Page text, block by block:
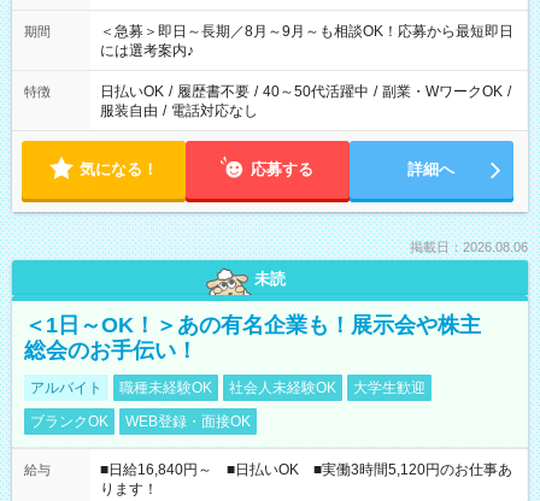
ば前職が、 在宅/財団法人/事務/コールセンター/受付/販売/カフェ
スタッフ スイーツ販売/ホテルフロント/化粧品販売/など 様々な
業界から入社して活躍されています♪
期間
＜急募＞即日～長期／8月～9月～も相談OK！応募から最短即日
には選考案内♪
特徴 日払いOK / 履歴書不要 / 40～50代活躍中 / 副業・WワークOK /
服装自由 / 電話対応なし
気になる！ 応募する 詳細へ
掲載日：2026.08.06
未読
＜1日～OK！＞あの有名企業も！展示会や株主
総会のお手伝い！
アルバイト 職種未経験OK 社会人未経験OK
大学生歓迎
ブランクOK
WEB登録・面接OK
給与
■日給16,840円～ ■日払いOK ■実働3時間5,120円のお仕事あ
ります！